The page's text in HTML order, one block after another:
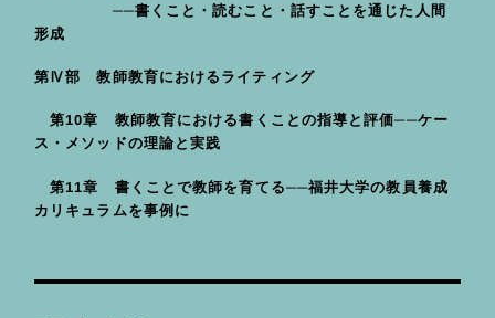
──書くこと・読むこと・話すことを通じた人間
形成
第Ⅳ部 教師教育におけるライティング
第10章 教師教育における書くことの指導と評価──ケー
ス・メソッドの理論と実践
第11章 書くことで教師を育てる──福井大学の教員養成
カリキュラムを事例に